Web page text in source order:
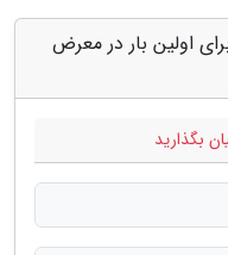
با "ال 90 ایرانی برای اولین بار در معرض
بگذارید